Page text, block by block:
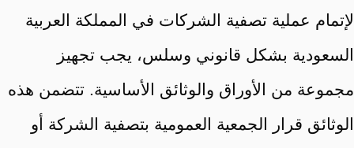
لإتمام عملية تصفية الشركات في المملكة العربية
السعودية بشكل قانوني وسلس، يجب تجهيز
مجموعة من الأوراق والوثائق الأساسية. تتضمن هذه
الوثائق قرار الجمعية العمومية بتصفية الشركة أو